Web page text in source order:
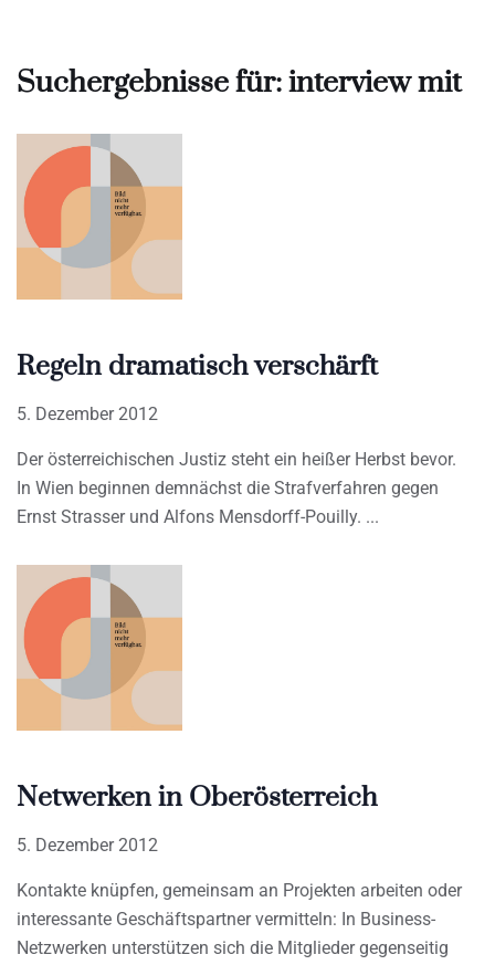
Suchergebnisse für: interview mit
Regeln dramatisch verschärft
5. Dezember 2012
Der österreichischen Justiz steht ein heißer Herbst bevor.
In Wien beginnen demnächst die Strafverfahren gegen
Ernst Strasser und Alfons Mensdorff-Pouilly.
Netwerken in Oberösterreich
5. Dezember 2012
Kontakte knüpfen, gemeinsam an Projekten arbeiten oder
interessante Geschäftspartner vermitteln: In Business-
Netzwerken unterstützen sich die Mitglieder gegenseitig